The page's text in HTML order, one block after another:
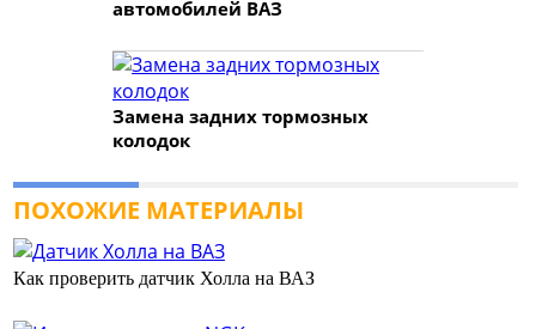
автомобилей ВАЗ
Замена задних тормозных
колодок
ПОХОЖИЕ МАТЕРИАЛЫ
Как проверить датчик Холла на ВАЗ